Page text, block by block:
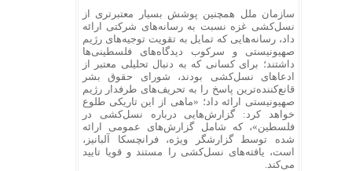
سازمان ملل همچنین پوشش بسیار معتبرتری از
نسل‌کشی غزه نسبت به رسانه‌های شرکتی ارائه
داد، رسانه‌هایی که تمایل به تقویت توجیه‌های رژیم
صهیونیستی و سرکوب دیدگاه‌های فلسطینی‌ها
داشتند؛ برای کسانی که به دنبال تحلیلی معتبر از
ادعا‌های نسل‌کشی بودند، شورای حقوق بشر
قانع‌کننده‌ترین پاسخ را به تحریف‌های طرفدار رژیم
صهیونیستی ارائه داد؛ «ماهی از این تاریکی طلوع
خواهد کرد: گزارش‌هایی درباره نسل‌کشی در
فلسطین»، که شامل گزارش‌های عمومی ارائه
شده توسط گزارشگر ویژه، فرانچسکا آلبانیز،
است، یافته‌های نسل‌کشی را مستند و قویا تایید
می‌کند.